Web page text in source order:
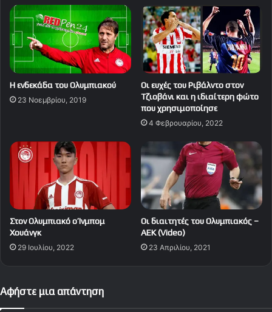
Η ενδεκάδα του Ολυμπιακού
23 Νοεμβρίου, 2019
Οι ευχές του Ριβάλντο στον
Τζιοβάνι και η ιδιαίτερη φώτο
που χρησιμοποίησε
4 Φεβρουαρίου, 2022
Στον Ολυμπιακό ο Ίνμπομ
Χουάνγκ
29 Ιουλίου, 2022
Οι διαιτητές του Ολυμπιακός –
ΑΕΚ (Video)
23 Απριλίου, 2021
Αφήστε μια απάντηση